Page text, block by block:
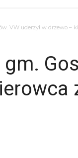
VW uderzył w drzewo –